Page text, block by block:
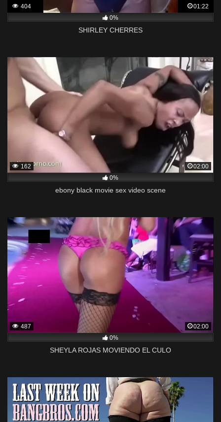
404
01:22
0%
SHIRLEY CHERRES
162
02:00
0%
ebony black movie sex video scene
487
02:00
0%
SHEYLA ROJAS MOVIENDO EL CULO